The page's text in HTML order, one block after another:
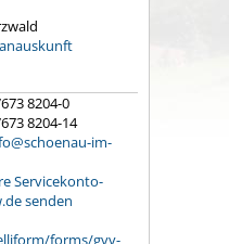
8204-0
8204-14
im-
Servicekonto-
senden
forms/gvv-